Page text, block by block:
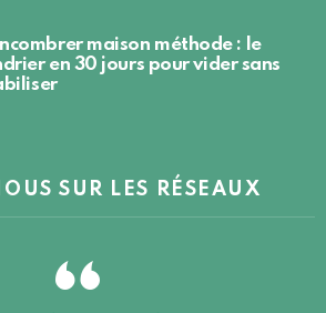
maison méthode : le
en 30 jours pour vider sans
SUR LES RÉSEAUX